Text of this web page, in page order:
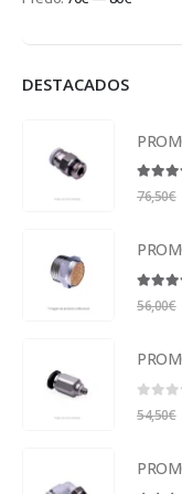
DESTACADOS
5.00
76,50€
4.00
56,00€
54,50€